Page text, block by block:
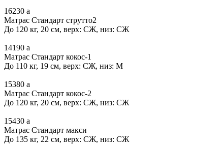
16230 a
Матрас Стандарт струтто2
До 120 кг, 20 см, верх: СЖ, низ: СЖ
14190 a
Матрас Стандарт кокос-1
До 110 кг, 19 см, верх: СЖ, низ: М
15380 a
Матрас Стандарт кокос-2
До 120 кг, 20 см, верх: СЖ, низ: СЖ
15430 a
Матрас Стандарт макси
До 135 кг, 22 см, верх: СЖ, низ: СЖ